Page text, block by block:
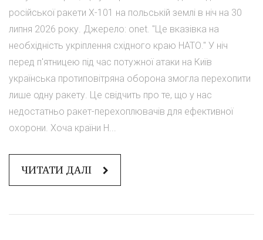
російської ракети Х-101 на польській землі в ніч на 30
липня 2026 року. Джерело: onet. "Це вказівка на
необхідність укріплення східного краю НАТО." У ніч
перед п'ятницею під час потужної атаки на Київ
українська протиповітряна оборона змогла перехопити
лише одну ракету. Це свідчить про те, що у нас
недостатньо ракет-перехоплювачів для ефективної
охорони. Хоча країни Н...
ЧИТАТИ ДАЛІ